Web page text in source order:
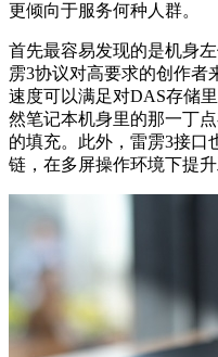
更倾向于服务何种人群。
首先最容易发现的是机身
雳3协议对高要求的创作者
速度可以满足对DAS存储
然笔记本机身里的那一丁
的填充。此外，雷雳3接口
链，在多屏操作环境下提升